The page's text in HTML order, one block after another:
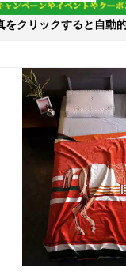
をクリックすると自動